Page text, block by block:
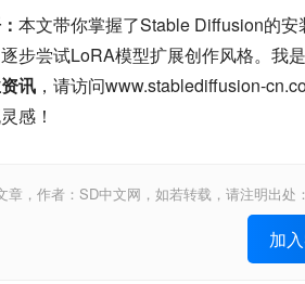
本文带你掌握了Stable Diffusion的
步尝试LoRA模型扩展创作风格。我
讯 ，请访问www.stablediffusion-
感！
章，作者：SD中文网，如若转载，请注明出
加